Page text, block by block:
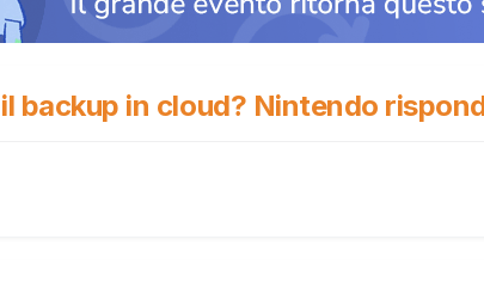
backup in cloud? Nintendo